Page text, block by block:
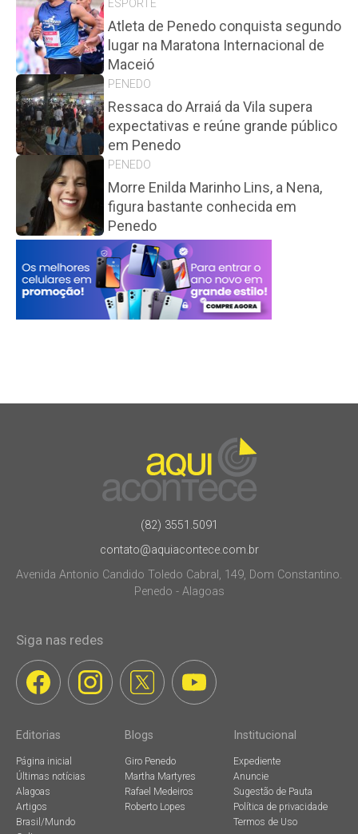
ESPORTE
Atleta de Penedo conquista segundo
lugar na Maratona Internacional de
Maceió
PENEDO
Ressaca do Arraiá da Vila supera
expectativas e reúne grande público
em Penedo
PENEDO
Morre Enilda Marinho Lins, a Nena,
figura bastante conhecida em
Penedo
(82) 3551.5091
contato@aquiacontece.com.br
Avenida Antonio Candido Toledo Cabral, 149, Dom Constantino.
Penedo - Alagoas
Siga nas redes
Editorias
Página inicial
Últimas notícias
Alagoas
Artigos
Brasil/Mundo
Blogs
Giro Penedo
Martha Martyres
Rafael Medeiros
Roberto Lopes
Institucional
Expediente
Anuncie
Sugestão de Pauta
Política de privacidade
Termos de Uso